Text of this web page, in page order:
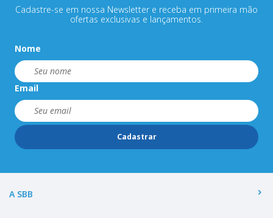
Cadastre-se em nossa Newsletter e receba em primeira mão
ofertas exclusivas e lançamentos.
Nome
Email
Cadastrar
A SBB